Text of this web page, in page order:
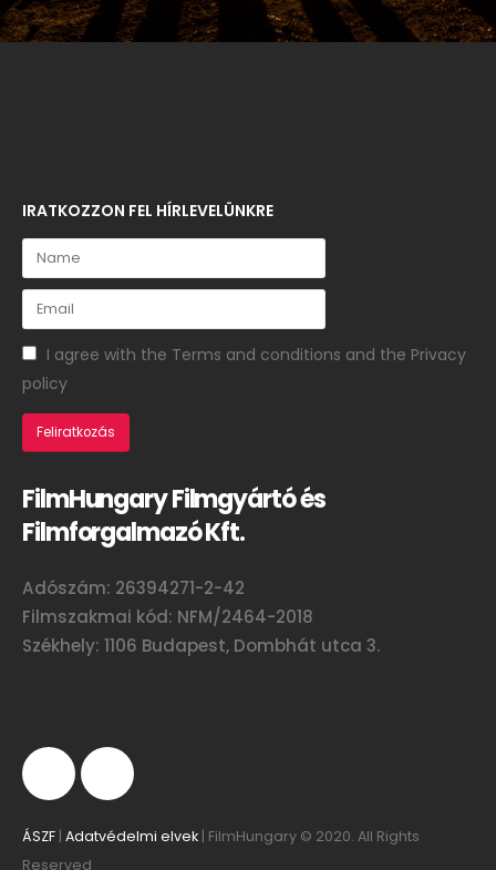
IRATKOZZON FEL HÍRLEVELÜNKRE
I agree with the Terms and conditions and the Privacy
policy
FilmHungary Filmgyártó és
Filmforgalmazó Kft.
Adószám: 26394271-2-42
Filmszakmai kód: NFM/2464-2018
Székhely: 1106 Budapest, Dombhát utca 3.
ÁSZF | Adatvédelmi elvek | FilmHungary © 2020. All Rights
Reserved